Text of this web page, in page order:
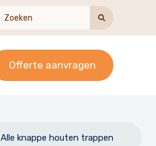
Offerte aanvragen
Alle knappe houten trappen